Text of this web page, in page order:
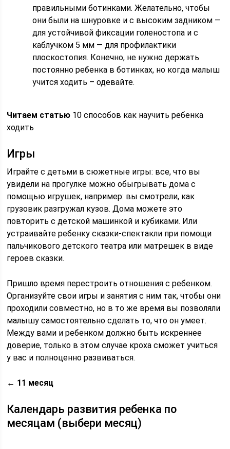
правильными ботинками. Желательно, чтобы
они были на шнуровке и с высоким задником —
для устойчивой фиксации голеностопа и с
каблучком 5 мм — для профилактики
плоскостопия. Конечно, не нужно держать
постоянно ребенка в ботинках, но когда малыш
учится ходить – одевайте.
Читаем статью 10 способов как научить ребенка
ходить
Игры
Играйте с детьми в сюжетные игры: все, что вы
увидели на прогулке можно обыгрывать дома с
помощью игрушек, например: вы смотрели, как
грузовик разгружал кузов. Дома можете это
повторить с детской машинкой и кубиками. Или
устраивайте ребенку сказки-спектакли при помощи
пальчикового детского театра или матрешек в виде
героев сказки.
Пришло время перестроить отношения с ребенком.
Организуйте свои игры и занятия с ним так, чтобы они
проходили совместно, но в то же время вы позволяли
малышу самостоятельно сделать то, что он умеет.
Между вами и ребенком должно быть искреннее
доверие, только в этом случае кроха сможет учиться
у вас и полноценно развиваться.
← 11 месяц
Календарь развития ребенка по
месяцам (выбери месяц)